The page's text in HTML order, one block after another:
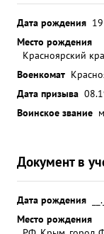
Дата рождения
Место рождения
Красноярский
Военкомат
Дата призыва
Воинское звание
Документ в
Дата рождения
Место рождения